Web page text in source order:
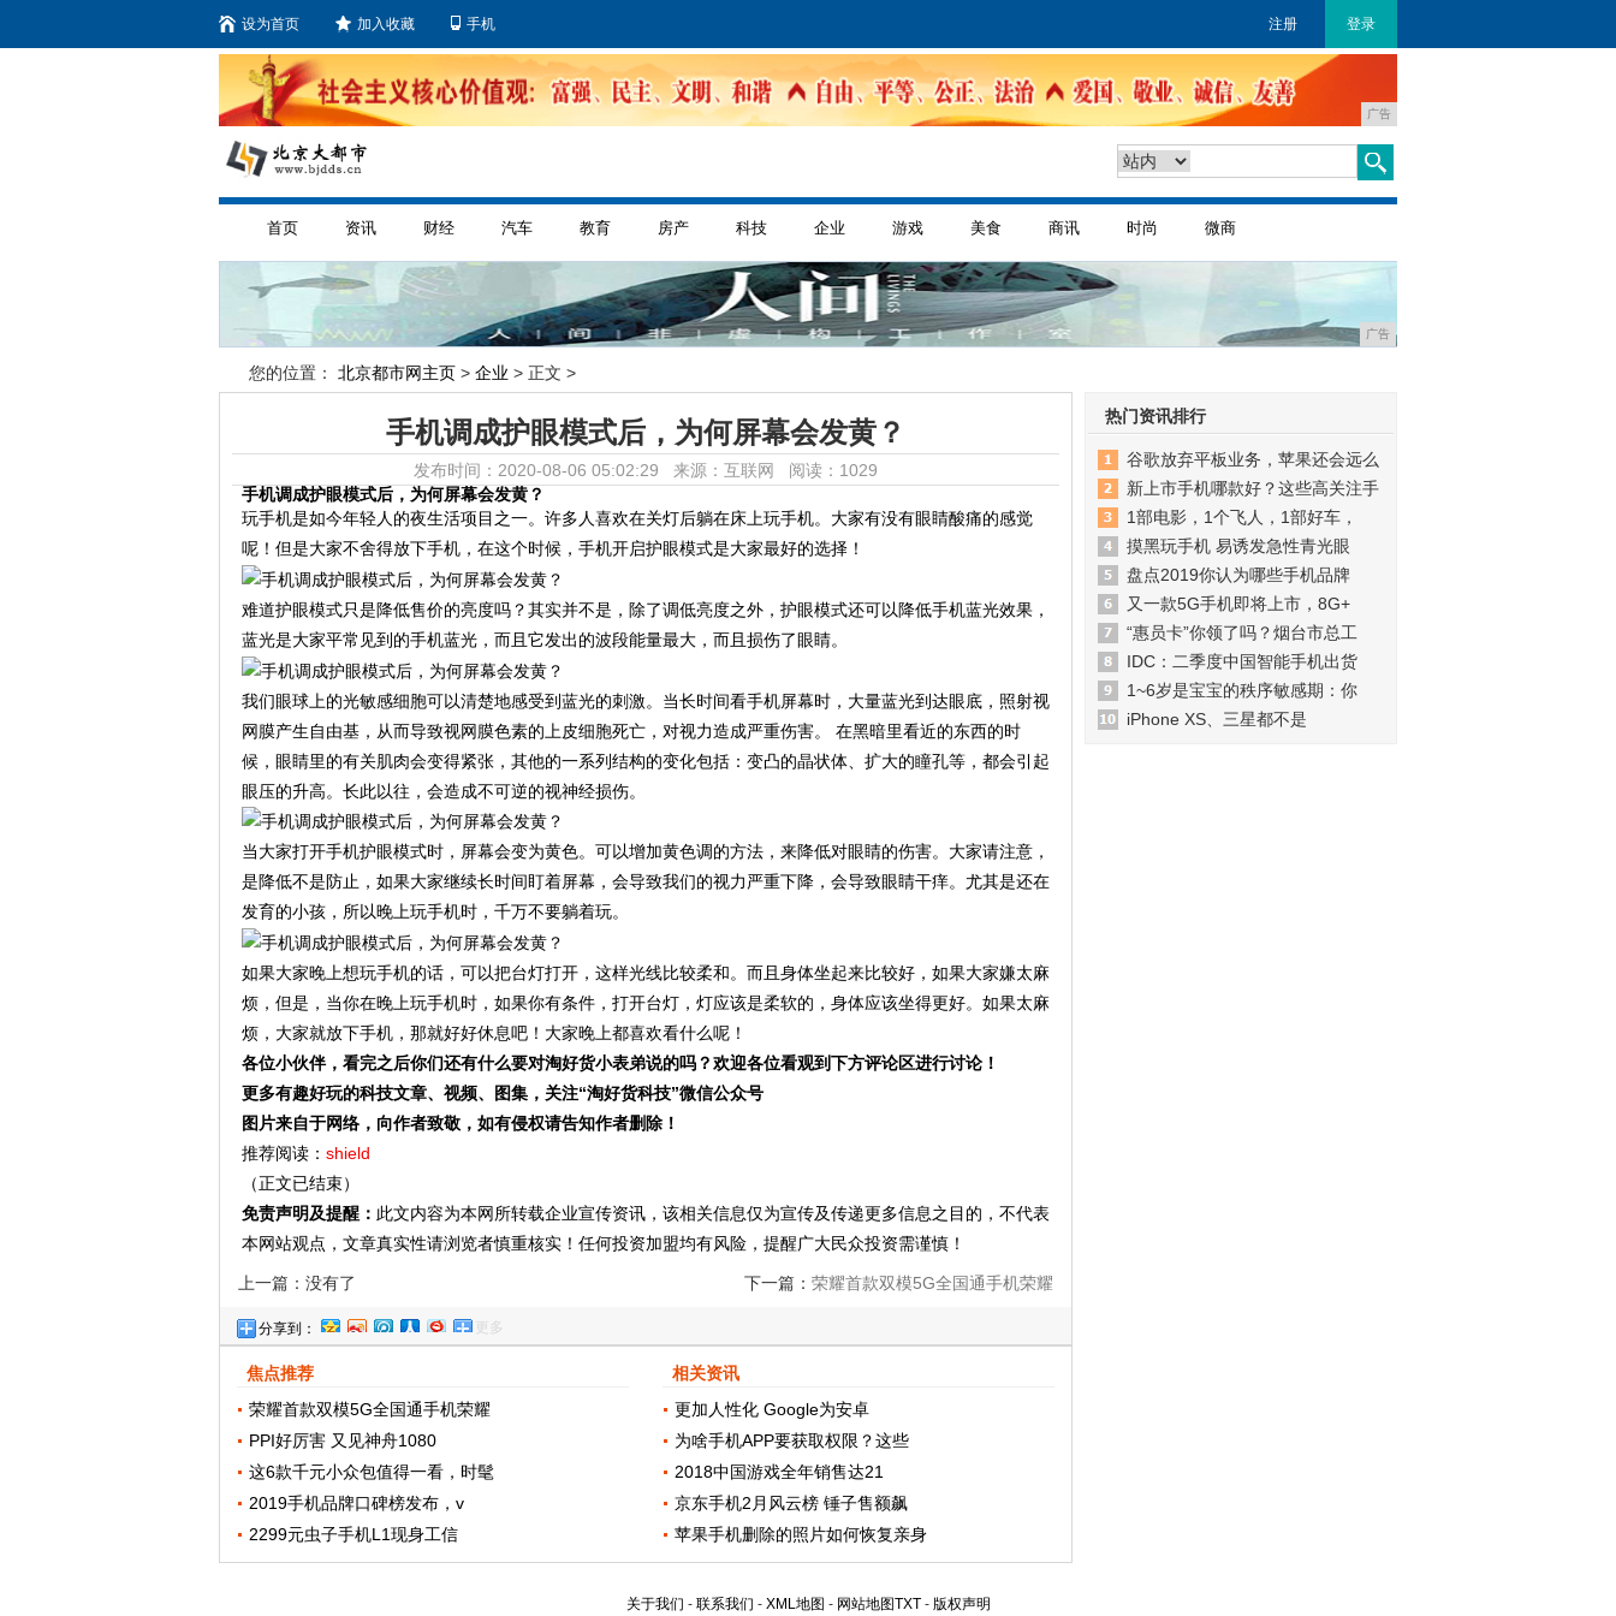
设为首页 加入收藏 手机 注册 登录
广告
首页 资讯 财经 汽车 教育 房产 科技 企业 游戏 美食 商讯 时尚 微商
广告
您的位置： 北京都市网主页 > 企业 > 正文 >
手机调成护眼模式后，为何屏幕会发黄？
发布时间：2020-08-06 05:02:29 来源：互联网 阅读：1029
手机调成护眼模式后，为何屏幕会发黄？
玩手机是如今年轻人的夜生活项目之一。许多人喜欢在关灯后躺在床上玩手机。大家有没有眼睛酸痛的感觉
呢！但是大家不舍得放下手机，在这个时候，手机开启护眼模式是大家最好的选择！
难道护眼模式只是降低售价的亮度吗？其实并不是，除了调低亮度之外，护眼模式还可以降低手机蓝光效果，
蓝光是大家平常见到的手机蓝光，而且它发出的波段能量最大，而且损伤了眼睛。
我们眼球上的光敏感细胞可以清楚地感受到蓝光的刺激。当长时间看手机屏幕时，大量蓝光到达眼底，照射视
网膜产生自由基，从而导致视网膜色素的上皮细胞死亡，对视力造成严重伤害。 在黑暗里看近的东西的时
候，眼睛里的有关肌肉会变得紧张，其他的一系列结构的变化包括：变凸的晶状体、扩大的瞳孔等，都会引起
眼压的升高。长此以往，会造成不可逆的视神经损伤。
当大家打开手机护眼模式时，屏幕会变为黄色。可以增加黄色调的方法，来降低对眼睛的伤害。大家请注意，
是降低不是防止，如果大家继续长时间盯着屏幕，会导致我们的视力严重下降，会导致眼睛干痒。尤其是还在
发育的小孩，所以晚上玩手机时，千万不要躺着玩。
如果大家晚上想玩手机的话，可以把台灯打开，这样光线比较柔和。而且身体坐起来比较好，如果大家嫌太麻
烦，但是，当你在晚上玩手机时，如果你有条件，打开台灯，灯应该是柔软的，身体应该坐得更好。如果太麻
烦，大家就放下手机，那就好好休息吧！大家晚上都喜欢看什么呢！
各位小伙伴，看完之后你们还有什么要对淘好货小表弟说的吗？欢迎各位看观到下方评论区进行讨论！
更多有趣好玩的科技文章、视频、图集，关注“淘好货科技”微信公众号
图片来自于网络，向作者致敬，如有侵权请告知作者删除！
推荐阅读： shield
（正文已结束）
免责声明及提醒： 此文内容为本网所转载企业宣传资讯，该相关信息仅为宣传及传递更多信息之目的，不代表
本网站观点，文章真实性请浏览者慎重核实！任何投资加盟均有风险，提醒广大民众投资需谨慎！
上一篇：没有了 下一篇： 荣耀首款双模5G全国通手机荣耀
分享到： 更多
焦点推荐
荣耀首款双模5G全国通手机荣耀
PPI好厉害 又见神舟1080
这6款千元小众包值得一看，时髦
2019手机品牌口碑榜发布，v
2299元虫子手机L1现身工信
相关资讯
更加人性化 Google为安卓
为啥手机APP要获取权限？这些
2018中国游戏全年销售达21
京东手机2月风云榜 锤子售额飙
苹果手机删除的照片如何恢复亲身
热门资讯排行
谷歌放弃平板业务，苹果还会远么
新上市手机哪款好？这些高关注手
1部电影，1个飞人，1部好车，
摸黑玩手机 易诱发急性青光眼
盘点2019你认为哪些手机品牌
又一款5G手机即将上市，8G+
“惠员卡”你领了吗？烟台市总工
IDC：二季度中国智能手机出货
1~6岁是宝宝的秩序敏感期：你
iPhone XS、三星都不是
关于我们 - 联系我们 - XML地图 - 网站地图TXT- 版权声明